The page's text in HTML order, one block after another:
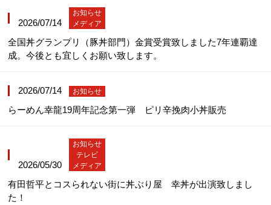
2026/07/14
お知らせ
メディア
全国丼グランプリ（豚丼部門）金賞受賞致しました7年連覇達
成。今後とも宜しくお願い致します。
2026/07/14 お知らせ
らーめん幸龍19周年記念第一弾 ピリ辛挽肉小丼販売
2026/05/30
お知らせ
テレビ
メディア
有田哲平とコスられない街に丼ぶり屋 幸丼が出演致しまし
た！